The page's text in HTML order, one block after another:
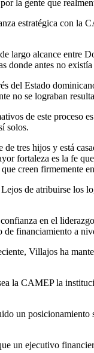
la gente que
estratégica con
largo alcance entre
donde antes no
del Estado
no se lograban
de este
solos.
tres hijos y está
fortaleza es la fe
creen firmemente
de atribuirse los
en el
de financiamiento a
Villajos ha
la CAMEP la
un posicionamiento
un ejecutivo